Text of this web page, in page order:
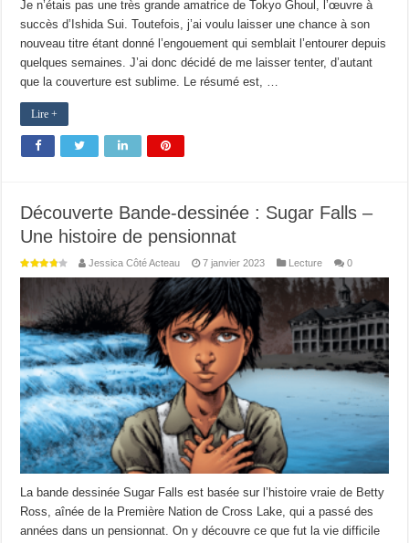
Je n’étais pas une très grande amatrice de Tokyo Ghoul, l’œuvre à
succès d’Ishida Sui. Toutefois, j’ai voulu laisser une chance à son
nouveau titre étant donné l’engouement qui semblait l’entourer depuis
quelques semaines. J’ai donc décidé de me laisser tenter, d’autant
que la couverture est sublime. Le résumé est, …
Lire +
Découverte Bande-dessinée : Sugar Falls –
Une histoire de pensionnat
Jessica Côté Acteau 7 janvier 2023 Lecture 0
La bande dessinée Sugar Falls est basée sur l’histoire vraie de Betty
Ross, aînée de la Première Nation de Cross Lake, qui a passé des
années dans un pensionnat. On y découvre ce que fut la vie difficile